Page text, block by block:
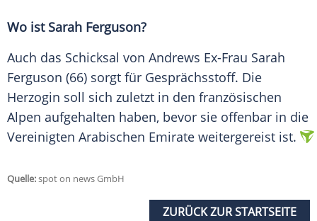
Wo ist Sarah Ferguson?
Auch das Schicksal von Andrews Ex-Frau Sarah
Ferguson (66) sorgt für Gesprächsstoff. Die
Herzogin soll sich zuletzt in den französischen
Alpen aufgehalten haben, bevor sie offenbar in die
Vereinigten Arabischen Emirate weitergereist ist.
Quelle:spot on news GmbH
ZURÜCK ZUR STARTSEITE